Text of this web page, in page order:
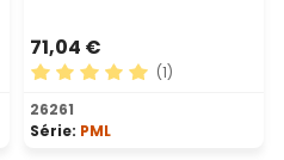
étoiles
71,04 €
Note moyenne de 5 sur 5
(1)
26261
Série: PML